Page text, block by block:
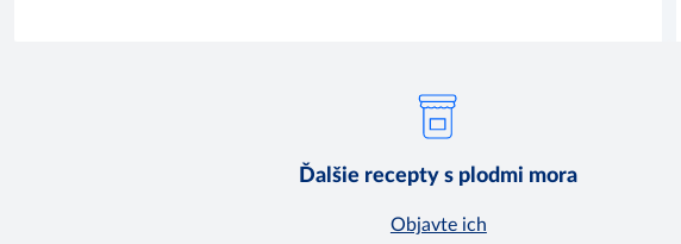
Ďalšie recepty s plodmi mora
Objavte ich